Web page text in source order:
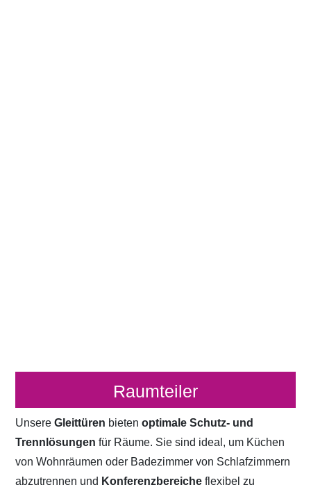
Raumteiler
UnsereGleittüren bietenoptimale Schutz- und
Trennlösungen für Räume. Sie sind ideal, um Küchen
von Wohnräumen oder Badezimmer von Schlafzimmern
abzutrennen und Konferenzbereicheflexibel zu